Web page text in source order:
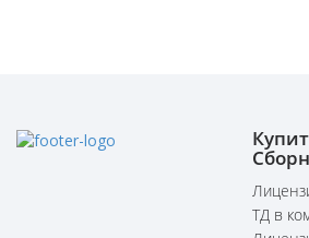
ТД в